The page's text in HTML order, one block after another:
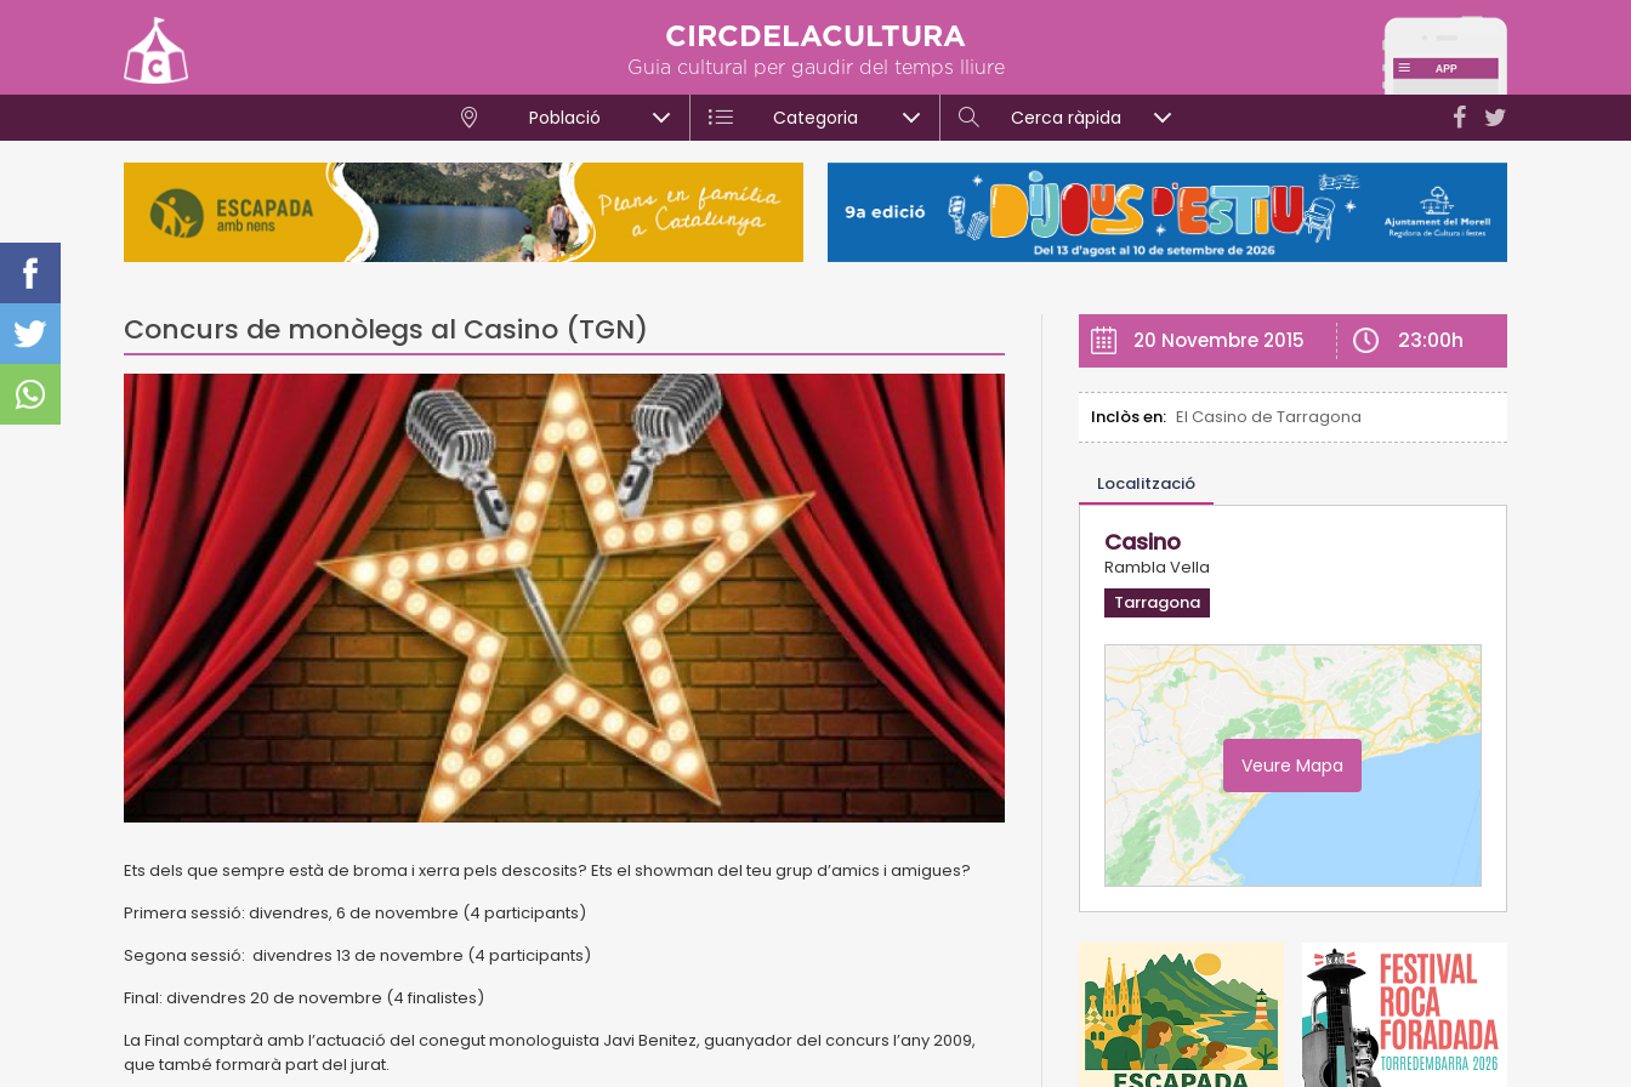
CIRCDELACULTURA
Guia cultural per gaudir del temps lliure
Població Categoria Cerca ràpida
Concurs de monòlegs al Casino (TGN)
Ets dels que sempre està de broma i xerra pels descosits? Ets el showman del teu grup d’amics i amigues?
Primera sessió: divendres, 6 de novembre (4 participants)
Segona sessió: divendres 13 de novembre (4 participants)
Final: divendres 20 de novembre (4 finalistes)
La Final comptarà amb l’actuació del conegut monologuista Javi Benitez, guanyador del concurs l’any 2009,
que també formarà part del jurat.
20 Novembre 2015 23:00h
Inclòs en: El Casino de Tarragona
Localització
Casino
Rambla Vella
Tarragona
Veure Mapa